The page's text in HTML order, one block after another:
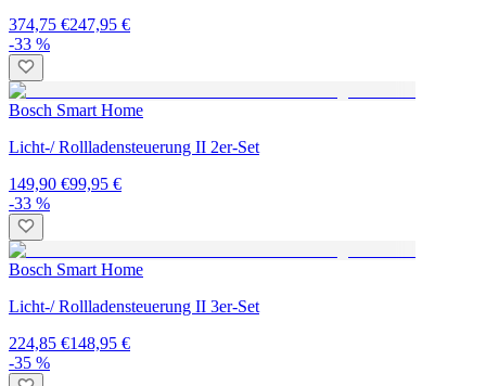
374,75 €247,95 €
-33 %
Bosch Smart Home
Licht-/ Rollladensteuerung II 2er-Set
149,90 €99,95 €
-33 %
Bosch Smart Home
Licht-/ Rollladensteuerung II 3er-Set
224,85 €148,95 €
-35 %